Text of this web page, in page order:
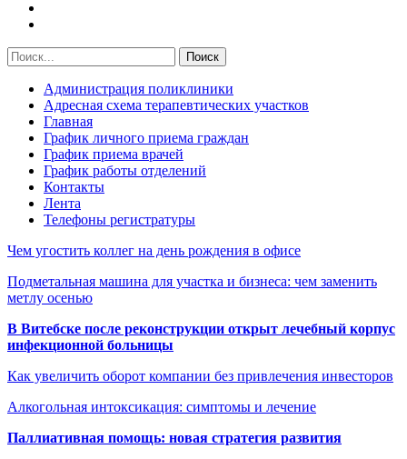
Администрация поликлиники
Адресная схема терапевтических участков
Главная
График личного приема граждан
График приема врачей
График работы отделений
Контакты
Лента
Телефоны регистратуры
Чем угостить коллег на день рождения в офисе
Подметальная машина для участка и бизнеса: чем заменить
метлу осенью
В Витебске после реконструкции открыт лечебный корпус
инфекционной больницы
Как увеличить оборот компании без привлечения инвесторов
Алкогольная интоксикация: симптомы и лечение
Паллиативная помощь: новая стратегия развития